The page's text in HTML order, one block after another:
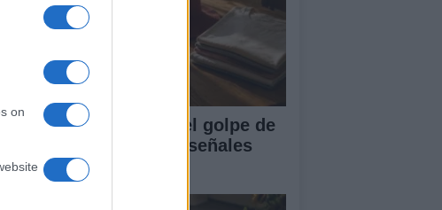
on
Cómo protegerse del golpe de
calor con hábitos y señales
esenciales